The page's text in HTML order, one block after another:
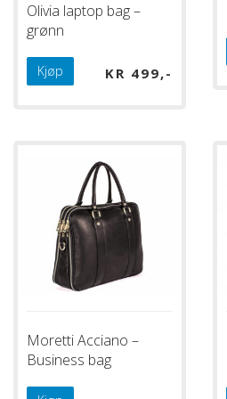
Olivia laptop bag –
grønn
KR 499
Kjøp
Moretti Acciano –
Business bag